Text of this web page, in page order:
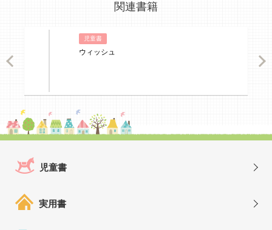
関連書籍
児童書
ウィッシュ
児童書
実用書